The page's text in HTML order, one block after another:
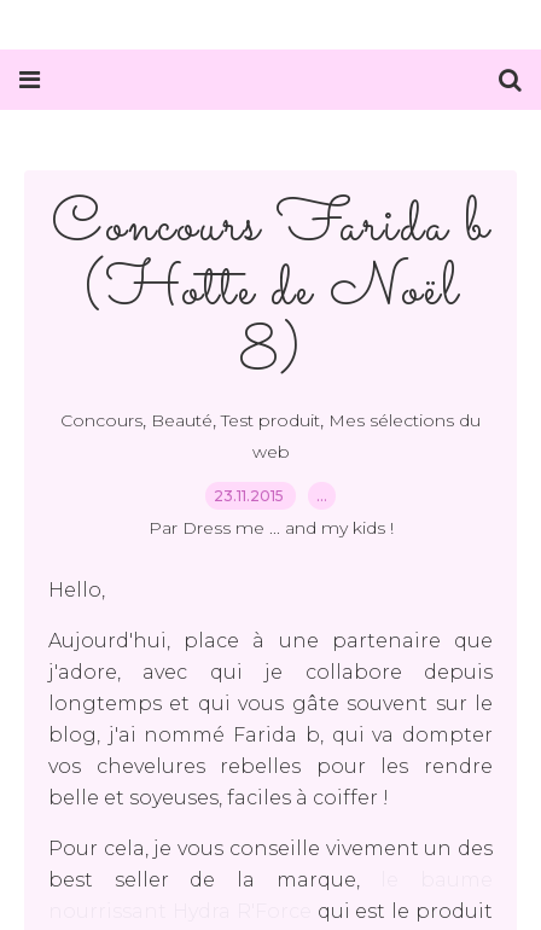
Concours Farida b
(Hotte de Noël
8)
Concours, Beauté,Test produit, Mes sélections du
web
23.11.2015 …
Par Dress me ... and my kids !
Hello,
Aujourd'hui, place à une partenaire que
j'adore, avec qui je collabore depuis
longtemps et qui vous gâte souvent sur le
blog, j'ai nommé Farida b, qui va dompter
vos chevelures rebelles pour les rendre
belle et soyeuses, faciles à coiffer !
Pour cela, je vous conseille vivement un des
best seller de la marque,
qui est le produit